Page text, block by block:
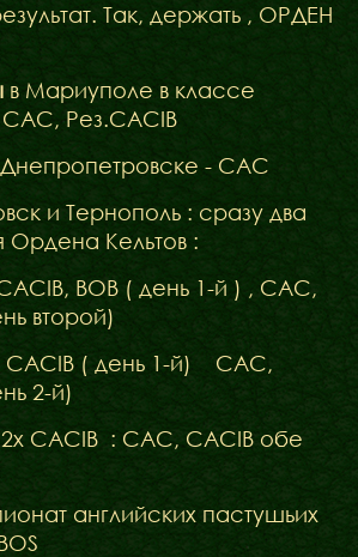
Так, держать , ОРДЕН
в Мариуполе в классе
Рез.CACIB
Днепропетровске - САС
и Тернополь : сразу два
Ордена Кельтов :
BOB ( день 1-й ) , CAC,
второй)
CACIB ( день 1-й) CAC,
2-й)
CACIB : CAC, CACIB обе
английских пастушьих